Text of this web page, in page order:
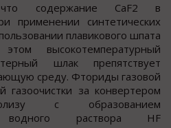
содержание CaF2 в
применении синтетических
плавикового шпата
высокотемпературный
шлак препятствует
среду. Фториды газовой
за конвертером
с образованием
водного раствора HF